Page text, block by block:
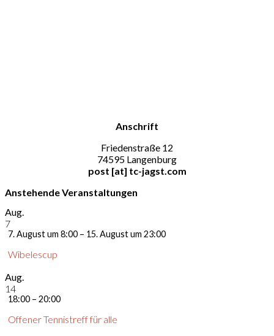
Anschrift
Friedenstraße 12
74595 Langenburg
post [at] tc-jagst.com
Anstehende Veranstaltungen
Aug.
7
7. August um 8:00 – 15. August um 23:00
Wibelescup
Aug.
14
18:00 – 20:00
Offener Tennistreff für alle